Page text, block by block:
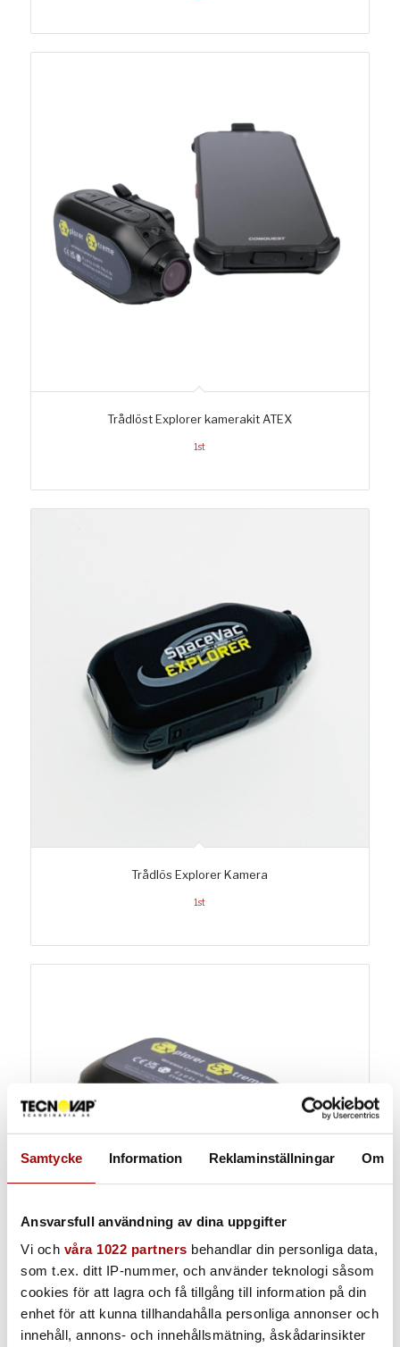
Samtycke Information Reklaminställningar Om
Ansvarsfull användning av dina uppgifter
Vi och våra 1022 partners behandlar din personliga data,
som t.ex. ditt IP-nummer, och använder teknologi såsom
cookies för att lagra och få tillgång till information på din
enhet för att kunna tillhandahålla personliga annonser och
innehåll, annons- och innehållsmätning, åskådarinsikter
Trådlöst Explorer kamerakit ATEX
1st
Trådlös Explorer Kamera
1st
Trådlös Explorer Kamera ATEX